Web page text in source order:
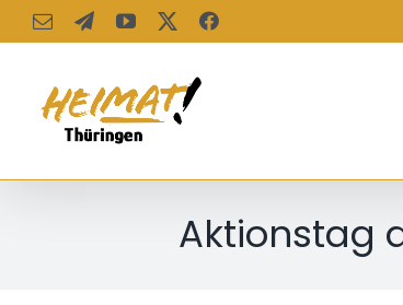
Zum
Inhalt
E-
Mail
TelegramYouTube Facebook
Aktionstag